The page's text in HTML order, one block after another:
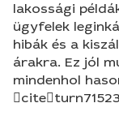
lakossági
ügyfelek
hibák és a
árakra. Ez jól
mindenhol